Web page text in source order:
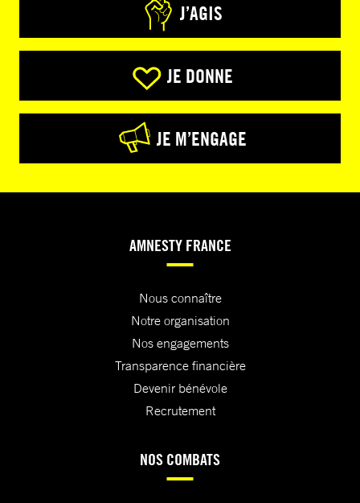
J’AGIS
JE DONNE
JE M’ENGAGE
AMNESTY FRANCE
Nous connaître
Notre organisation
Nos engagements
Transparence financière
Devenir bénévole
Recrutement
NOS COMBATS